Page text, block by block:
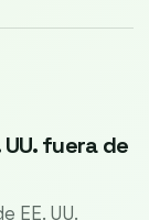
fuera de
EE. UU.